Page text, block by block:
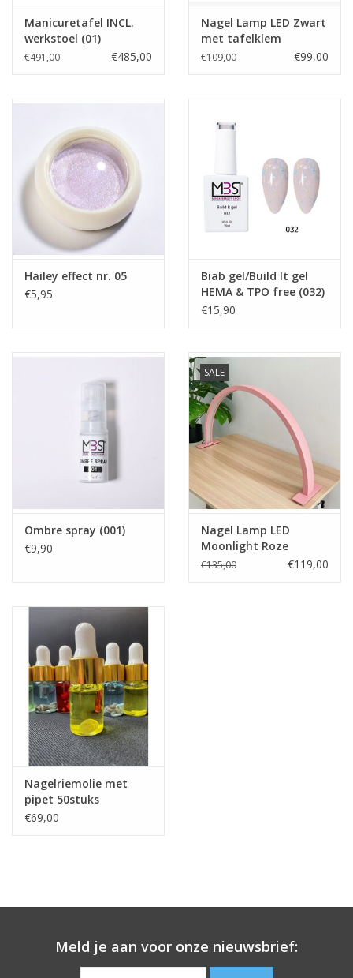
Manicuretafel INCL.
werkstoel (01)
€491,00 €485,00
Nagel Lamp LED Zwart
met tafelklem
€109,00 €99,00
Hailey effect nr. 05
€5,95
Biab gel/Build It gel
HEMA & TPO free (032)
€15,90
Ombre spray (001)
€9,90
SALE
Nagel Lamp LED
Moonlight Roze
€135,00 €119,00
Nagelriemolie met
pipet 50stuks
€69,00
Meld je aan voor onze nieuwsbrief: